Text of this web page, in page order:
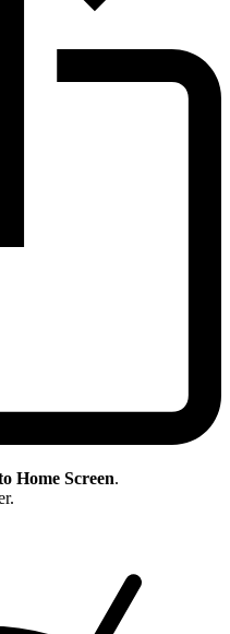
Home Screen.